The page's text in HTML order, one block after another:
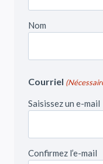
Nom
Courriel
Saisissez un e-mail
Confirmez l’e-mail